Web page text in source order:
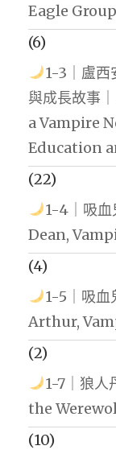
Eagle Group
(6)
1-3｜盧西
與成長故事
a Vampire
Education
(22)
1-4｜吸血
Dean,
(4)
1-5｜吸血
Arthur,
(2)
1-7｜狼
the
(10)